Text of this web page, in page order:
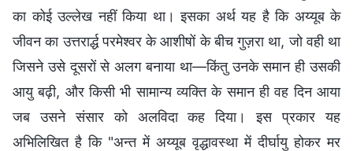
का कोई उल्लेख नहीं किया था। इसका अर्थ यह है कि अय्यूब के
जीवन का उत्तरार्द्ध परमेश्वर के आशीषों के बीच गुज़रा था, जो वही था
जिसने उसे दूसरों से अलग बनाया था—किंतु उनके समान ही उसकी
आयु बढ़ी, और किसी भी सामान्य व्यक्ति के समान ही वह दिन आया
जब उसने संसार को अलविदा कह दिया। इस प्रकार यह
अभिलिखित है कि "अन्त में अय्यूब वृद्धावस्था में दीर्घायु होकर मर